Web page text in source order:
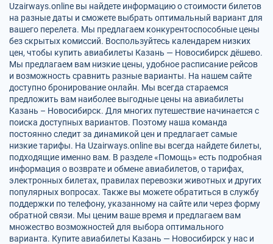
Uzairways.online вы найдете информацию о стоимости билетов
на разные даты и сможете выбрать оптимальный вариант для
вашего перелета. Мы предлагаем конкурентоспособные цены
без скрытых комиссий. Воспользуйтесь календарем низких
цен, чтобы купить авиабилеты Казань — Новосибирск дёшево.
Мы предлагаем вам низкие цены, удобное расписание рейсов
и возможность сравнить разные варианты. На нашем сайте
доступно бронирование онлайн. Мы всегда стараемся
предложить вам наиболее выгодные цены на авиабилеты
Казань – Новосибирск. Для многих путешествие начинается с
поиска доступных вариантов. Поэтому наша команда
постоянно следит за динамикой цен и предлагает самые
низкие тарифы. На Uzairways.online вы всегда найдете билеты,
подходящие именно вам. В разделе «Помощь» есть подробная
информация о возврате и обмене авиабилетов, о тарифах,
электронных билетах, правилах перевозки животных и других
популярных вопросах. Также вы можете обратиться в службу
поддержки по телефону, указанному на сайте или через форму
обратной связи. Мы ценим ваше время и предлагаем вам
множество возможностей для выбора оптимального
варианта. Купите авиабилеты Казань — Новосибирск у нас и